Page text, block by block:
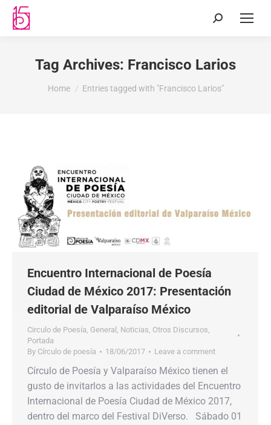
Tag Archives: Francisco Larios
You are here:
Home Entries tagged with "Francisco Larios"
Encuentro Internacional de Poesía
Ciudad de México 2017: Presentación
editorial de Valparaíso México
Circulo de Poesía, General , Noticias, Otros Discursos,
Portada
By Círculo de poesía 18/06/2017 Leave a comment
Círculo de Poesía y Valparaíso México tienen el
gusto de invitarlos a las actividades del Encuentro
Internacional de Poesía Ciudad de México 2017,
dentro del marco del Festival DiVerso. Sábado 01